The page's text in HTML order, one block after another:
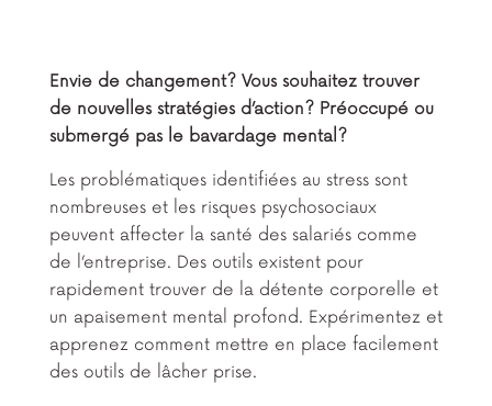
Envie de changement? Vous souhaitez trouver
de nouvelles stratégies d’action? Préoccupé ou
submergé pas le bavardage mental?
Les problématiques identifiées au stress sont
nombreuses et les risques psychosociaux
peuvent affecter la santé des salariés comme
de l’entreprise. Des outils existent pour
rapidement trouver de la détente corporelle et
un apaisement mental profond. Expérimentez et
apprenez comment mettre en place facilement
des outils de lâcher prise.